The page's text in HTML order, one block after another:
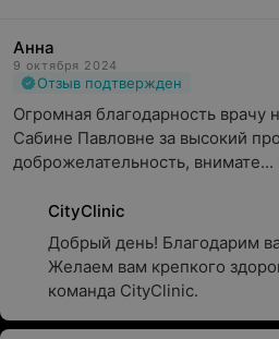
Анна
9 октября 2024
Отзыв подтвержден
Огромная благодарность врачу
Сабине Павловне за высокий
доброжелательность, внимате...
CityClinic
Добрый день! Благодарим
Желаем вам крепкого
команда CityClinic.